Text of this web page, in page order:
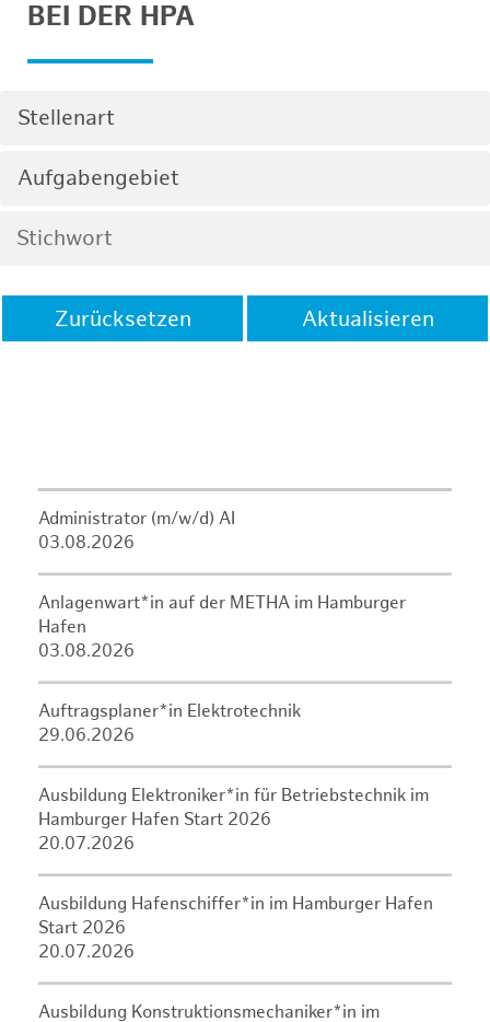
BEI DER HPA
Stellenart
Aufgabengebiet
Zurücksetzen Aktualisieren
Administrator (m/w/d) AI
03.08.2026
Anlagenwart*in auf der METHA im Hamburger
Hafen
03.08.2026
Auftragsplaner*in Elektrotechnik
29.06.2026
Ausbildung Elektroniker*in für Betriebstechnik im
Hamburger Hafen Start 2026
20.07.2026
Ausbildung Hafenschiffer*in im Hamburger Hafen
Start 2026
20.07.2026
Ausbildung Konstruktionsmechaniker*in im